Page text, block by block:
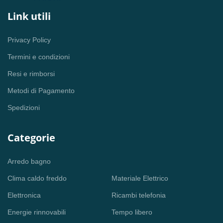
Link utili
Privacy Policy
Termini e condizioni
Resi e rimborsi
Metodi di Pagamento
Spedizioni
Categorie
Arredo bagno
Clima caldo freddo
Elettronica
Energie rinnovabili
Materiale Elettrico
Ricambi telefonia
Tempo libero